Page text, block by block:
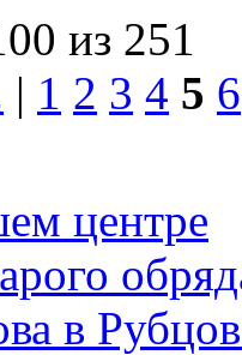
из 251
| 1 2 3 4 5 6
центре
в